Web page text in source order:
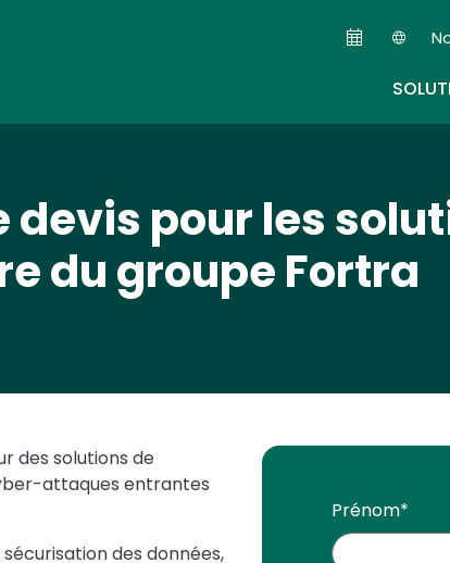
devis pour les
du groupe Fortra
Prénom*
des solutions de
attaques entrantes
des données,